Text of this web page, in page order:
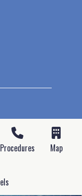
Procedures
Map